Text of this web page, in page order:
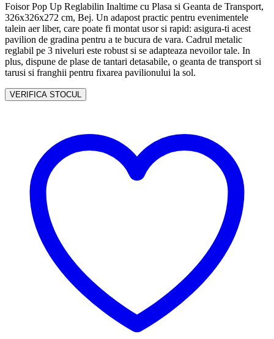
Foisor Pop Up Reglabilin Inaltime cu Plasa si Geanta de Transport,
326x326x272 cm, Bej. Un adapost practic pentru evenimentele
talein aer liber, care poate fi montat usor si rapid: asigura-ti acest
pavilion de gradina pentru a te bucura de vara. Cadrul metalic
reglabil pe 3 niveluri este robust si se adapteaza nevoilor tale. In
plus, dispune de plase de tantari detasabile, o geanta de transport si
tarusi si franghii pentru fixarea pavilionului la sol.
VERIFICA STOCUL